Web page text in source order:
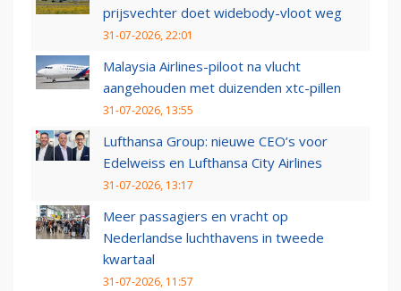
prijsvechter doet widebody-vloot weg
31-07-2026, 22:01
Malaysia Airlines-piloot na vlucht
aangehouden met duizenden xtc-pillen
31-07-2026, 13:55
Lufthansa Group: nieuwe CEO’s voor
Edelweiss en Lufthansa City Airlines
31-07-2026, 13:17
Meer passagiers en vracht op
Nederlandse luchthavens in tweede
kwartaal
31-07-2026, 11:57